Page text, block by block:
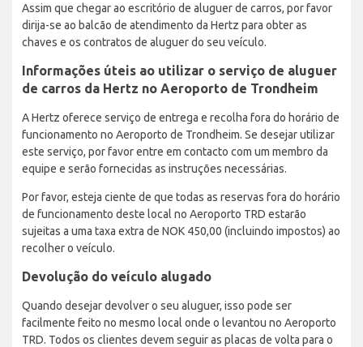
Assim que chegar ao escritório de aluguer de carros, por favor
dirija-se ao balcão de atendimento da Hertz para obter as
chaves e os contratos de aluguer do seu veículo.
Informações úteis ao utilizar o serviço de aluguer
de carros da Hertz no Aeroporto de Trondheim
A Hertz oferece serviço de entrega e recolha fora do horário de
funcionamento no Aeroporto de Trondheim. Se desejar utilizar
este serviço, por favor entre em contacto com um membro da
equipe e serão fornecidas as instruções necessárias.
Por favor, esteja ciente de que todas as reservas fora do horário
de funcionamento deste local no Aeroporto TRD estarão
sujeitas a uma taxa extra de NOK 450,00 (incluindo impostos) ao
recolher o veículo.
Devolução do veículo alugado
Quando desejar devolver o seu aluguer, isso pode ser
facilmente feito no mesmo local onde o levantou no Aeroporto
TRD. Todos os clientes devem seguir as placas de volta para o